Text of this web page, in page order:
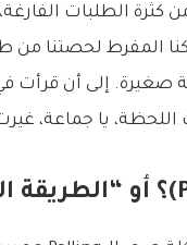
كثرة الطلبات